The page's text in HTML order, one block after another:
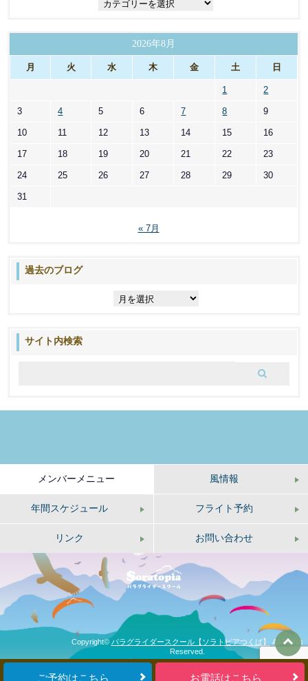
ー
2026年8月
月 火 水 木 金 土 日
1 2
3 4 5 6 7 8 9
10 11 12 13 14 15 16
17 18 19 20 21 22 23
24 25 26 27 28 29 30
31
« 7月
過去のブログ
サイト内検索
メンバーメニュー 風情報
年間スケジュール フライト予約
リンク お問い合わせ
ご予約はこちら お電話はこちら
Copyright© パラグライダースクール【ソラトピアつくば】
All Rights
Reserved.